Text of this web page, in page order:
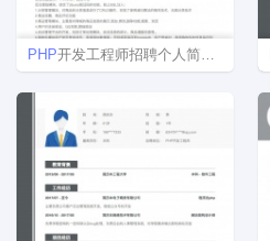
PHP开发工程师招聘个人简历模板